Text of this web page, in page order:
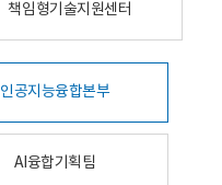
책임형기술지원센터
인공지능융합본부
AI융합기획팀